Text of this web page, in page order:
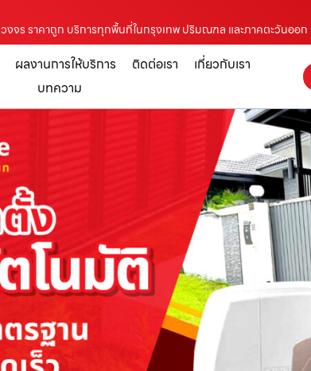
จร ราคาถูก บริการทุกพื้นที่ในกรุงเทพ ปริมณฑล และภาคตะวันออก
ผลงานการให้บริการ ติดต่อเรา
เกี่ยวกับเรา
บทความ